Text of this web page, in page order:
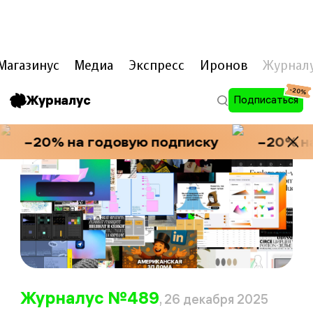
Медиа Экспресс Иронов
Журналус Подписаться
-20%
−20% на годовую подписку −20%
Журналус №489, 26 декабря 2025